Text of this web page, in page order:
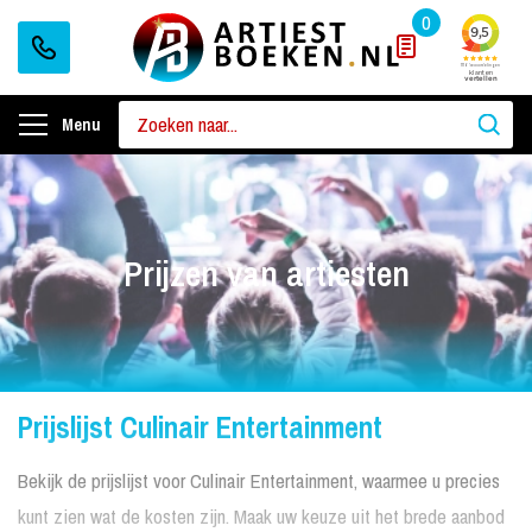
0
Menu
Prijzen van artiesten
Prijslijst Culinair Entertainment
Bekijk de prijslijst voor Culinair Entertainment, waarmee u precies
kunt zien wat de kosten zijn. Maak uw keuze uit het brede aanbod